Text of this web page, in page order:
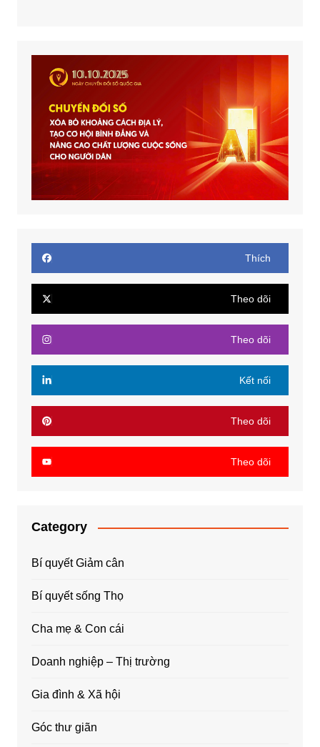
Thích
Theo dõi
Theo dõi
Kết nối
Theo dõi
Theo dõi
Category
Bí quyết Giảm cân
Bí quyết sống Thọ
Cha mẹ & Con cái
Doanh nghiệp – Thị trường
Gia đình & Xã hội
Góc thư giãn